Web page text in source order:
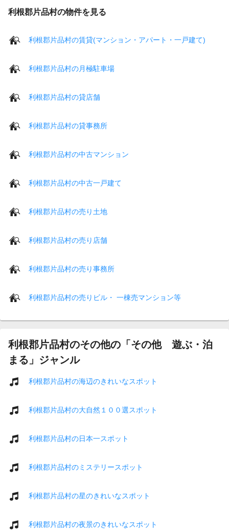
利根郡片品村の物件を見る
利根郡片品村の賃貸(マンション・アパート・一戸建て)
利根郡片品村の月極駐車場
利根郡片品村の貸店舗
利根郡片品村の貸事務所
利根郡片品村の中古マンション
利根郡片品村の中古一戸建て
利根郡片品村の売り土地
利根郡片品村の売り店舗
利根郡片品村の売り事務所
利根郡片品村の売りビル・ 一棟売マンション等
利根郡片品村のその他の「その他 遊ぶ・泊
まる」ジャンル
利根郡片品村の海辺のきれいなスポット
利根郡片品村の大自然１００選スポット
利根郡片品村の日本一スポット
利根郡片品村のミステリースポット
利根郡片品村の星のきれいなスポット
利根郡片品村の夜景のきれいなスポット